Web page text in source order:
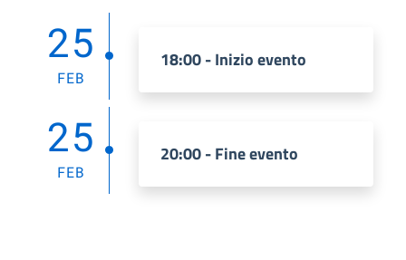
25
FEB
18:00 - Inizio evento
25
FEB
20:00 - Fine evento